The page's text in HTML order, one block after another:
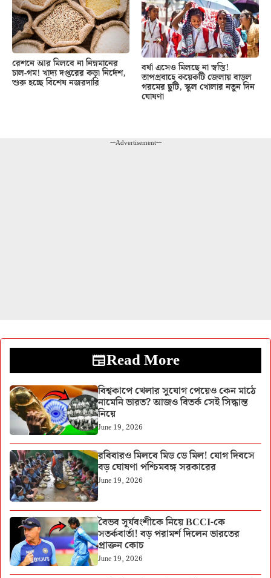
রেশনে আর মিলবে না নিম্নমানের
চাল-গম! খাদ্য দপ্তরের কড়া নির্দেশ,
শুরু হচ্ছে বিশেষ নজরদারি
বর্ষা এসেও মিলছে না স্বস্তি!
তাপপ্রবাহে কয়েকটি জেলায় বাড়ল
গরমের ছুটি, স্কুল খোলার নতুন দিন
ঘোষণা
---Advertisement---
Read More
বিশ্বকাপে খেলার সুযোগ পেয়েও কেন মাঠে
নামেনি ভারত? আজও বিতর্ক সেই সিদ্ধান্ত
নিয়ে
June 19, 2026
রবিবারও মিলবে মিড ডে মিল! যোগ দিবসে
বড় ঘোষণা পশ্চিমবঙ্গ সরকারের
June 19, 2026
বৈভব সূর্যবংশীকে নিয়ে BCCI-কে
সতর্কবার্তা! বড় পরামর্শ দিলেন ভারতের
প্রাক্তন কোচ
June 19, 2026